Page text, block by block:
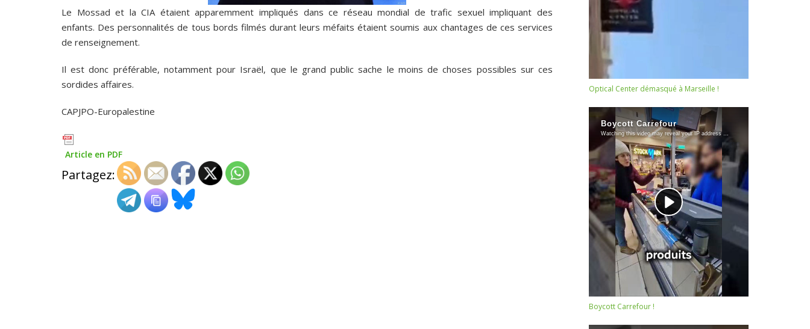
Le Mossad et la CIA étaient apparemment impliqués dans ce réseau mondial de trafic sexuel impliquant des
enfants. Des personnalités de tous bords filmés durant leurs méfaits étaient soumis aux chantages de ces services
de renseignement.
Il est donc préférable, notamment pour Israël, que le grand public sache le moins de choses possibles sur ces
sordides affaires.
CAPJPO-Europalestine
Article en PDF
Partagez:
Optical Center démasqué à Marseille !
Boycott Carrefour !